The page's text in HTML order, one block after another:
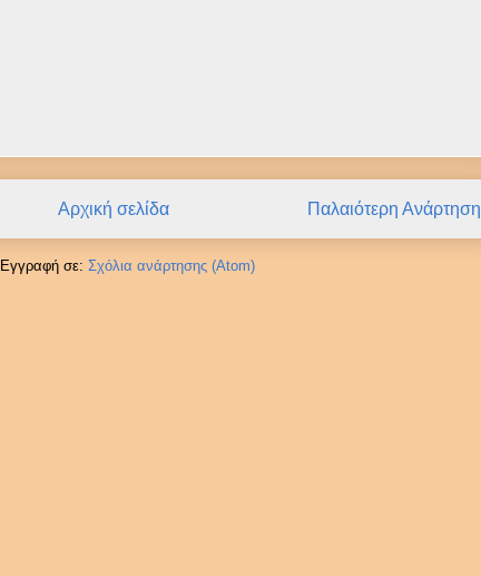
Παλαιότερη Ανάρτηση
Αρχική σελίδα
Εγγραφή σε: Σχόλια ανάρτησης (Atom)